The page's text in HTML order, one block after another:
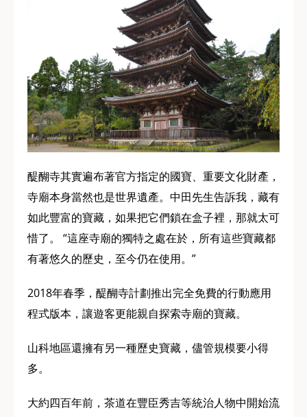
醍醐寺其實遍布著官方指定的國寶、重要文化財產，
寺廟本身當然也是世界遺產。中田先生告訴我，藏有
如此豐富的寶藏，如果把它們鎖在盒子裡，那就太可
惜了。 “這座寺廟的獨特之處在於，所有這些寶藏都
有著悠久的歷史，至今仍在使用。”
2018年春季，醍醐寺計劃推出完全免費的行動應用
程式版本，讓遊客更能親自探索寺廟的寶藏。
山科地區還擁有另一種歷史寶藏，儘管規模要小得
多。
大約四百年前，茶道在豐臣秀吉等統治人物中開始流